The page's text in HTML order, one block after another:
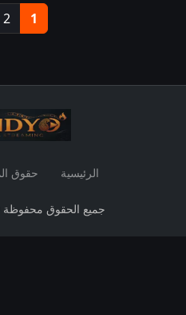
1
2
الرئيسية حقوق
جميع الحقوق محفوظة © 2026 موقع